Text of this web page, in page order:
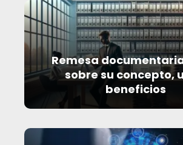
Remesa
sobre su concepto,
beneficios